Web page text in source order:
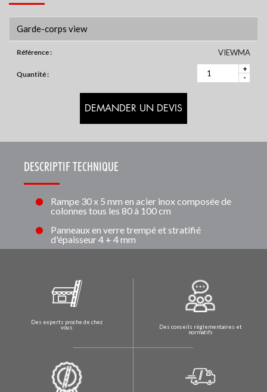
Garde-corps view
Référence : VIEWMA
Quantité :
+
-
DEMANDER UN DEVIS
DESCRIPTIF TECHNIQUE
Rampe 30 x 5 mm en acier inox composée de
colonnes tous les 80 à 100 cm
Panneaux en verre trempé et stratifié
d'épaisseur 4 + 4 mm
Des experts proche de chez
vous
Des conseils réglementaires et
normatifs